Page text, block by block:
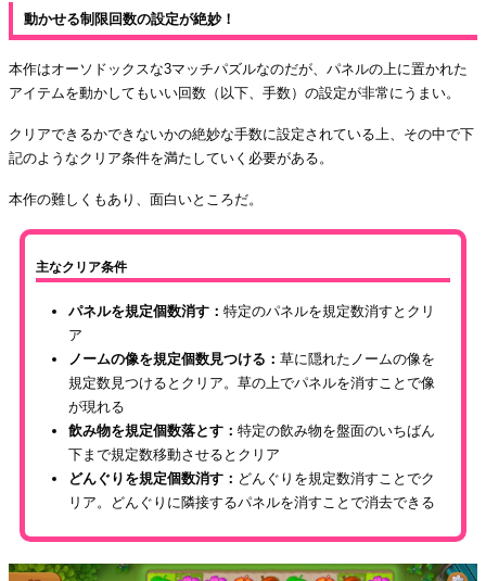
動かせる制限回数の設定が絶妙！
本作はオーソドックスな3マッチパズルなのだが、パネルの上に置かれた
アイテムを動かしてもいい回数（以下、手数）の設定が非常にうまい。
クリアできるかできないかの絶妙な手数に設定されている上、その中で下
記のようなクリア条件を満たしていく必要がある。
本作の難しくもあり、面白いところだ。
主なクリア条件
パネルを規定個数消す： 特定のパネルを規定数消すとクリ
ア
ノームの像を規定個数見つける： 草に隠れたノームの像を
規定数見つけるとクリア。草の上でパネルを消すことで像
が現れる
飲み物を規定個数落とす： 特定の飲み物を盤面のいちばん
下まで規定数移動させるとクリア
どんぐりを規定個数消す： どんぐりを規定数消すことでク
リア。どんぐりに隣接するパネルを消すことで消去できる